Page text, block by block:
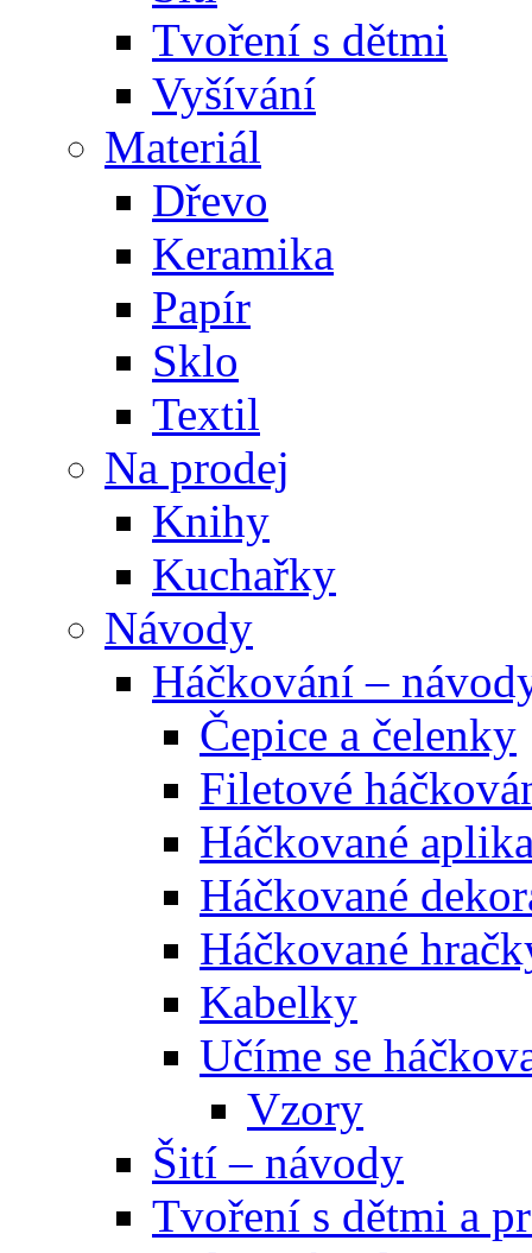
Tvoření s dětmi
Vyšívání
Materiál
Dřevo
Keramika
Papír
Sklo
Textil
Na prodej
Knihy
Kuchařky
Návody
Háčkování –
Čepice a čelenky
Filetové
Háčkované
Háčkované
Háčkované
Kabelky
Učíme se
Vzory
Šití – návody
Tvoření s dětmi a